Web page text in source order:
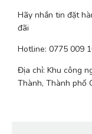
Hãy nhắn tin đặt
đãi
Hotline: 0775 009
Địa chỉ: Khu công
Thành, Thành phố